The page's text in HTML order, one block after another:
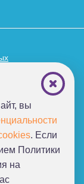
вы
. Если
Политики
на